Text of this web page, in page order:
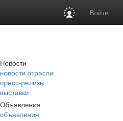
Войти
Новости
новости отрасли
пресс-релизы
выставки
Объявления
объявления